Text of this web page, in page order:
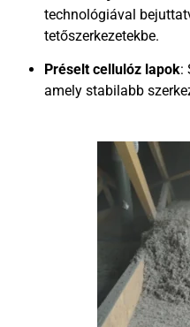
technológiával
tetőszerkezetekbe.
Préselt cellulóz lapok:
amely stabilabb